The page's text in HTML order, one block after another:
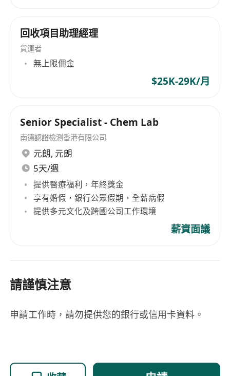
回收項目助理經理
貨運者
無上限佣金
$25K-29K/月
Senior Specialist - Chem Lab
南德認證檢測香港有限公司
元朗, 元朗
5天/週
提供醫療福利，年終獎金
享有婚假，銀行公眾假期，全薪病假
提供多元文化及跨國公司工作環境
薪資面議
請謹慎注意
申請工作時，請勿提供您的銀行或信用卡資料。